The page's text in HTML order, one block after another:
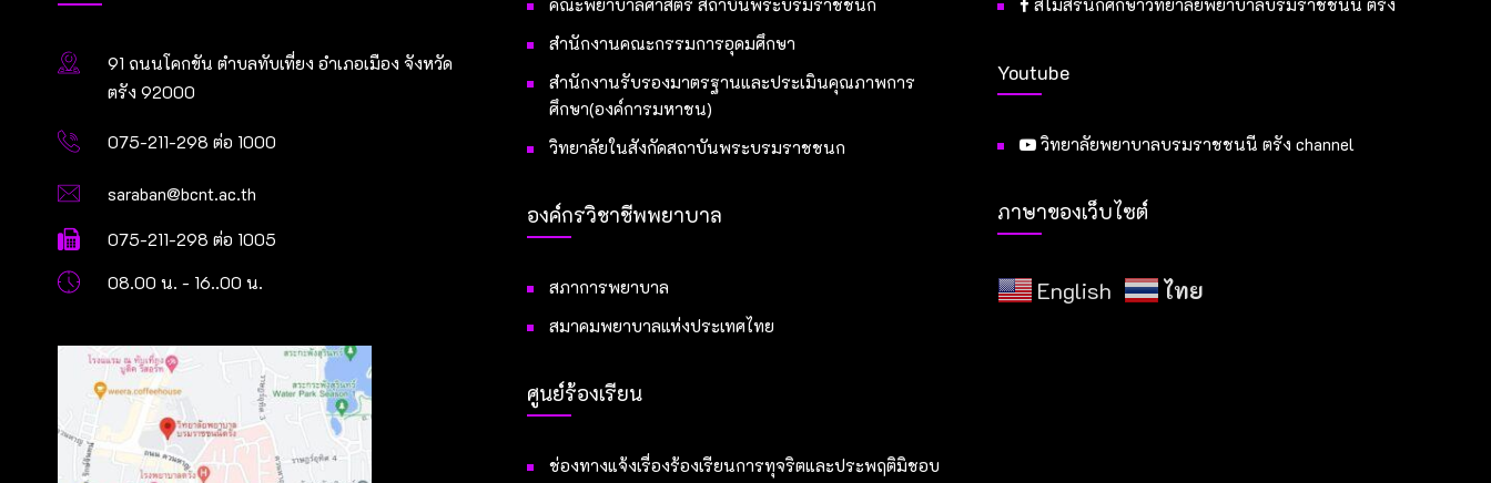
91 ถนนโคกขัน ตำบลทับเที่ยง อำเภอเมือง จังหวัด
ตรัง 92000
075-211-298 ต่อ 1000
saraban@bcnt.ac.th
075-211-298 ต่อ 1005
08.00 น. - 16..00 น.
สำนักงานคณะกรรมการอุดมศึกษา
สำนักงานรับรองมาตรฐานและประเมินคุณภาพการ
ศึกษา(องค์การมหาชน)
วิทยาลัยในสังกัดสถาบันพระบรมราชชนก
องค์กรวิชาชีพพยาบาล
สภาการพยาบาล
สมาคมพยาบาลแห่งประเทศไทย
ศูนย์ร้องเรียน
ช่องทางแจ้งเรื่องร้องเรียนการทุจริตและประพฤติมิชอบ
Youtube
วิทยาลัยพยาบาลบรมราชชนนี ตรัง channel
ภาษาของเว็บไซต์
English ไทย